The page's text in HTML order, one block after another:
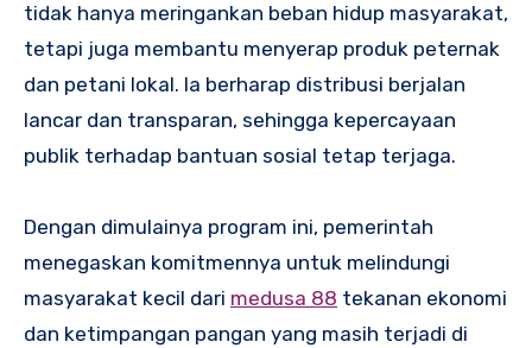
tidak hanya meringankan beban hidup masyarakat,
tetapi juga membantu menyerap produk peternak
dan petani lokal. Ia berharap distribusi berjalan
lancar dan transparan, sehingga kepercayaan
publik terhadap bantuan sosial tetap terjaga.
Dengan dimulainya program ini, pemerintah
menegaskan komitmennya untuk melindungi
masyarakat kecil dari medusa 88 tekanan ekonomi
dan ketimpangan pangan yang masih terjadi di